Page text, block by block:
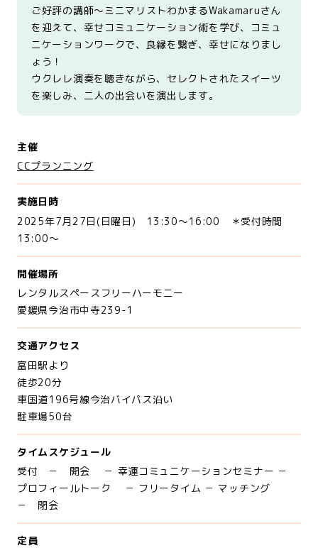
ご好評の講師～ミニマリストわかまるWakamaruさん
を迎えて、幸せコミュニケーション術を学び、コミュ
ニケーションワークで、良縁を繋ぎ、幸せになりまし
ょう！
ウクレレ演奏を聴きながら、セレクトされたスイーツ
を楽しみ、二人の出会いを演出します。
主催
CCプランニング
実施日時
2025年7月27日(日曜日) 13:30～16:00 ＊受付時間
13:00～
開催場所
レンタルスペースフリーハーモニー
愛媛県今治市中寺239-1
交通アクセス
富田駅より
徒歩20分
車国道196号線今治バイパス沿い
駐車場50台
タイムスケジュール
受付 － 開会 － 幸運コミュニケーションセミナー －
プロフィールトーク － フリータイム － マッチング
－ 閉会
定員